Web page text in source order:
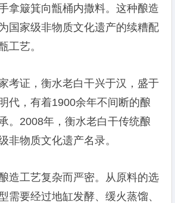
拿簸箕向甑桶内撒料。这种酿造
国家级非物质文化遗产的续糟配
工艺。
考证，衡水老白干兴于汉，盛于
代，有着1900余年不间断的酿
。2008年，衡水老白干传统酿
非物质文化遗产名录。
造工艺复杂而严密。从原料的选
需要经过地缸发酵、缓火蒸馏、